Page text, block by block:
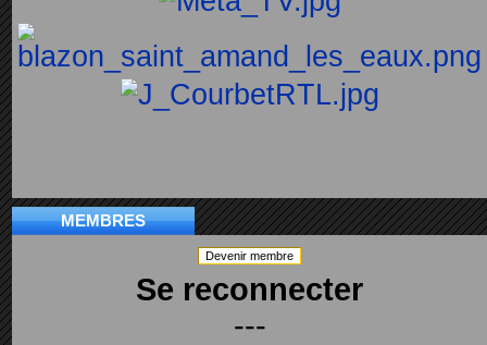
MEMBRES
Devenir membre
Se reconnecter
---